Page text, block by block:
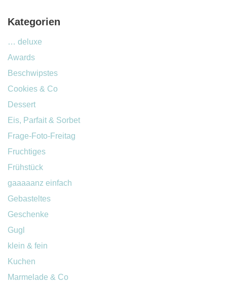
Kategorien
… deluxe
Awards
Beschwipstes
Cookies & Co
Dessert
Eis, Parfait & Sorbet
Frage-Foto-Freitag
Fruchtiges
Frühstück
gaaaaanz einfach
Gebasteltes
Geschenke
Gugl
klein & fein
Kuchen
Marmelade & Co